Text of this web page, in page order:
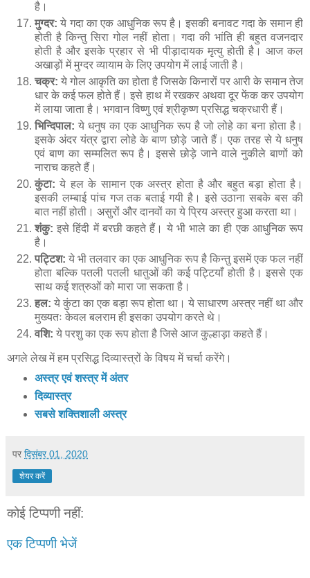
है।
मुग्दर: ये गदा का एक आधुनिक रूप है। इसकी बनावट गदा के समान ही
होती है किन्तु सिरा गोल नहीं होता। गदा की भांति ही बहुत वजनदार
होती है और इसके प्रहार से भी पीड़ादायक मृत्यु होती है। आज कल
अखाड़ों में मुग्दर व्यायाम के लिए उपयोग में लाई जाती है।
चक्र: ये गोल आकृति का होता है जिसके किनारों पर आरी के समान तेज
धार के कई फल होते हैं। इसे हाथ में रखकर अथवा दूर फेंक कर उपयोग
में लाया जाता है। भगवान विष्णु एवं श्रीकृष्ण प्रसिद्ध चक्रधारी हैं।
भिन्दिपाल: ये धनुष का एक आधुनिक रूप है जो लोहे का बना होता है।
इसके अंदर यंत्र द्वारा लोहे के बाण छोड़े जाते हैं। एक तरह से ये धनुष
एवं बाण का सम्मलित रूप है। इससे छोड़े जाने वाले नुकीले बाणों को
नाराच कहते हैं।
कुंटा: ये हल के सामान एक अस्त्र होता है और बहुत बड़ा होता है।
इसकी लम्बाई पांच गज तक बताई गयी है। इसे उठाना सबके बस की
बात नहीं होती। असुरों और दानवों का ये प्रिय अस्त्र हुआ करता था।
शंकु: इसे हिंदी में बरछी कहते हैं। ये भी भाले का ही एक आधुनिक रूप
है।
पट्टिश: ये भी तलवार का एक आधुनिक रूप है किन्तु इसमें एक फल नहीं
होता बल्कि पतली पतली धातुओं की कई पट्टियाँ होती है। इससे एक
साथ कई शत्रुओं को मारा जा सकता है।
हल: ये कुंटा का एक बड़ा रूप होता था। ये साधारण अस्त्र नहीं था और
मुख्यतः केवल बलराम ही इसका उपयोग करते थे।
वशि: ये परशु का एक रूप होता है जिसे आज कुल्हाड़ा कहते हैं।
अगले लेख में हम प्रसिद्ध दिव्यास्त्रों के विषय में चर्चा करेंगे।
अस्त्र एवं शस्त्र में अंतर
दिव्यास्त्र
सबसे शक्तिशाली अस्त्र
पर दिसंबर 01, 2020
शेयर करें
कोई टिप्पणी नहीं:
एक टिप्पणी भेजें